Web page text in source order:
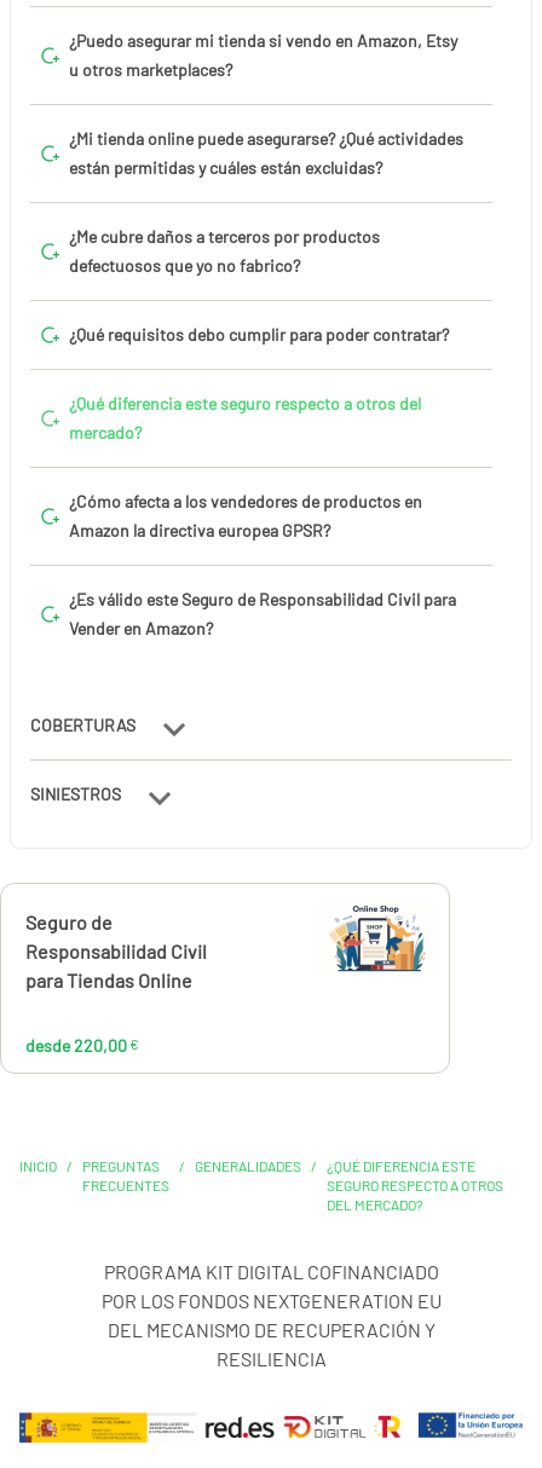
¿Puedo asegurar mi tienda si vendo en Amazon, Etsy
u otros marketplaces?
¿Mi tienda online puede asegurarse? ¿Qué actividades
están permitidas y cuáles están excluidas?
¿Me cubre daños a terceros por productos
defectuosos que yo no fabrico?
¿Qué requisitos debo cumplir para poder contratar?
¿Qué diferencia este seguro respecto a otros del
mercado?
¿Cómo afecta a los vendedores de productos en
Amazon la directiva europea GPSR?
¿Es válido este Seguro de Responsabilidad Civil para
Vender en Amazon?
COBERTURAS
SINIESTROS
Calcúlalo ahora
Seguro de
Responsabilidad Civil
para Tiendas Online
desde 220,00 €
220,00€
INICIO /
PREGUNTAS
FRECUENTES
/ GENERALIDADES /
¿QUÉ DIFERENCIA ESTE
SEGURO RESPECTO A OTROS
DEL MERCADO?
PROGRAMA KIT DIGITAL COFINANCIADO
POR LOS FONDOS NEXTGENERATION EU
DEL MECANISMO DE RECUPERACIÓN Y
RESILIENCIA